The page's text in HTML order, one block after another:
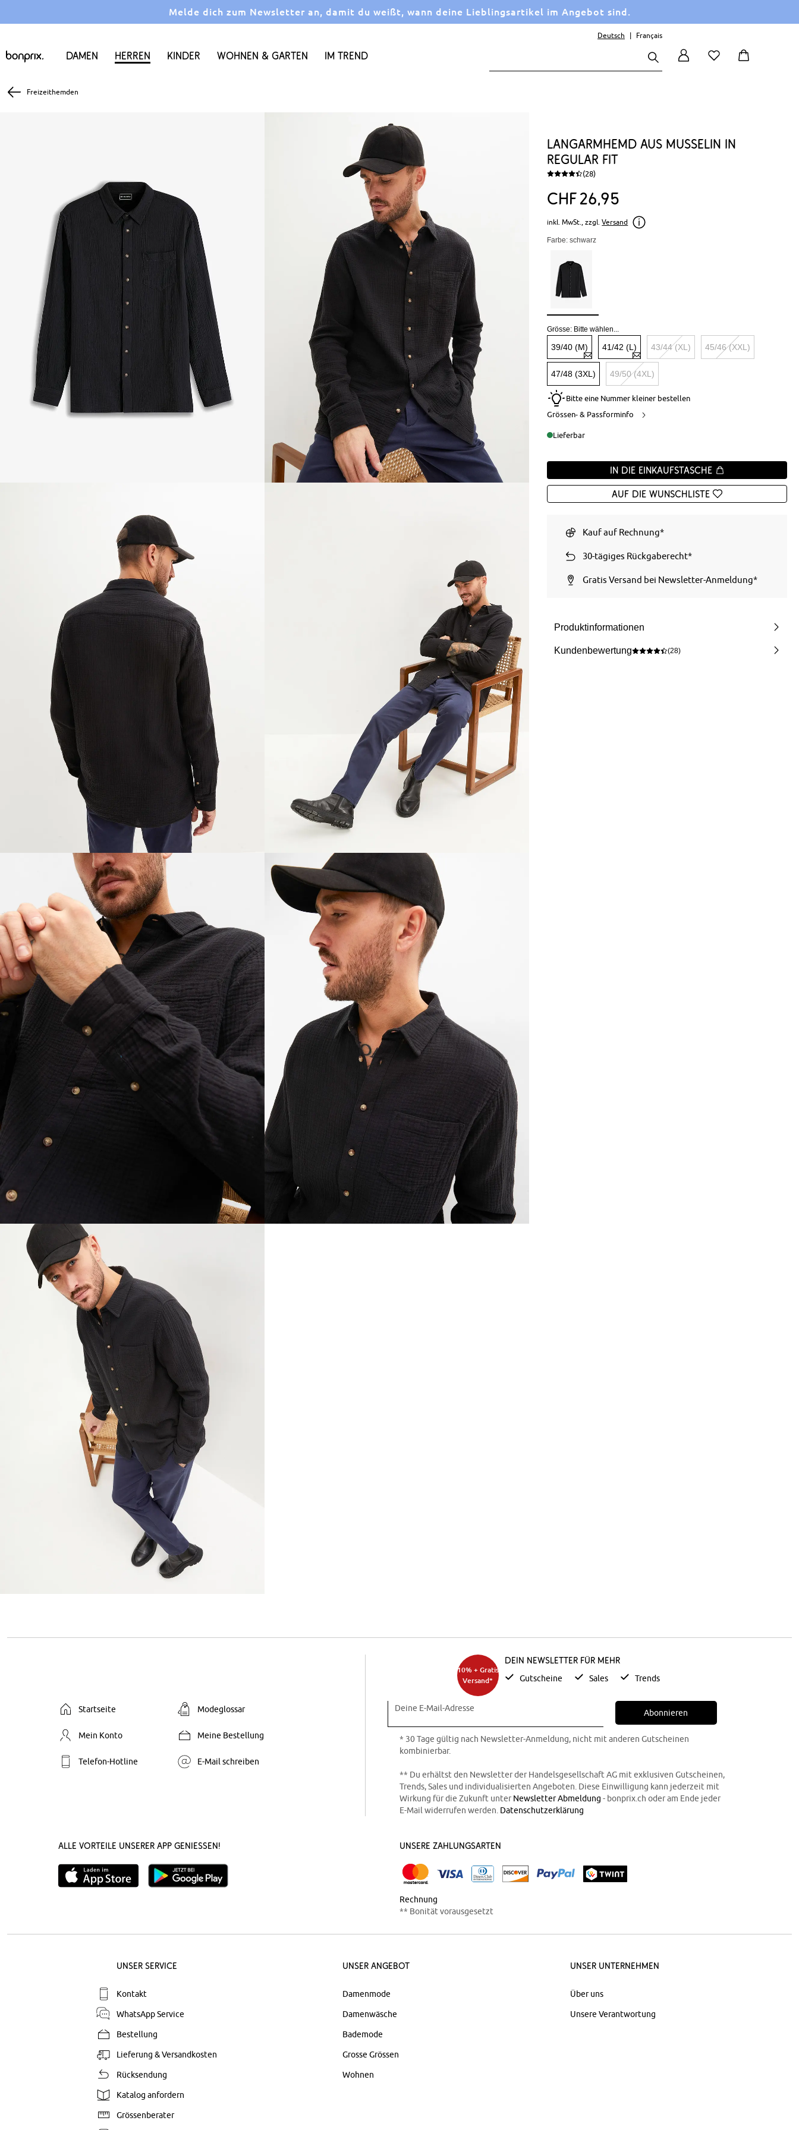
Melde dich zum Newsletter an, damit du weißt, wann deine Lieblingsartikel im Angebot sind.
Damen Herren Kinder Wohnen & Garten Im Trend
Deutsch Français
Freizeithemden
Langarmhemd aus Musselin in
Regular Fit
(28)
CHF26 95
inkl. MwSt., zzgl. Versand
Farbe: schwarz
Grösse: Bitte wählen...
39/40 (M) 41/42 (L) 43/44 (XL) 45/46 (XXL)
47/48 (3XL) 49/50 (4XL)
Bitte eine Nummer kleiner bestellen
Grössen- & Passforminfo
Lieferbar
In die Einkaufstasche
Auf die Wunschliste
Kauf auf Rechnung*
30-tägiges Rückgaberecht*
Gratis Versand bei Newsletter-Anmeldung*
Produktinformationen
Kundenbewertung (28)
Startseite Modeglossar
Mein Konto Meine Bestellung
Telefon-Hotline E-Mail schreiben
10% + Gratis
Versand*
Dein Newsletter für mehr
Gutscheine Sales Trends
Deine E-Mail-Adresse Abonnieren
* 30 Tage gültig nach Newsletter-Anmeldung, nicht mit anderen Gutscheinen
kombinierbar.
** Du erhältst den Newsletter der Handelsgesellschaft AG mit exklusiven Gutscheinen,
Trends, Sales und individualisierten Angeboten. Diese Einwilligung kann jederzeit mit
Wirkung für die Zukunft unterNewsletter Abmeldung - bonprix.ch oder am Ende jeder
E-Mail widerrufen werden. Datenschutzerklärung
Alle Vorteile unserer App genießen! Unsere Zahlungsarten
Rechnung
** Bonität vorausgesetzt
Unser Service
Kontakt
WhatsApp Service
Bestellung
Lieferung & Versandkosten
Rücksendung
Katalog anfordern
Grössenberater
Unser Angebot
Damenmode
Damenwäsche
Bademode
Grosse Grössen
Wohnen
Unser Unternehmen
Über uns
Unsere Verantwortung